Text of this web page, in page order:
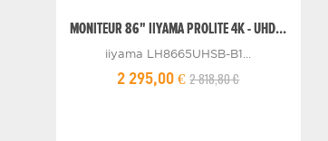
MONITEUR 86" IIYAMA PROLITE 4K - UHD...
iiyama LH8665UHSB-B1...
2 295,00 €2 818,80 €